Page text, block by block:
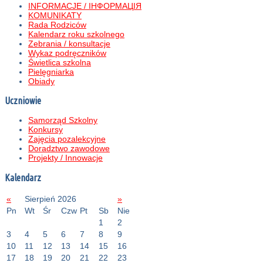
INFORMACJE / ІНФОРМАЦІЯ
KOMUNIKATY
Rada Rodziców
Kalendarz roku szkolnego
Zebrania / konsultacje
Wykaz podręczników
Świetlica szkolna
Pielęgniarka
Obiady
Uczniowie
Samorząd Szkolny
Konkursy
Zajęcia pozalekcyjne
Doradztwo zawodowe
Projekty / Innowacje
Kalendarz
« Sierpień 2026
»
Pn
Wt Śr Czw Pt Sb
Nie
1
2
3
4 5 6 7 8
9
10
11 12 13 14 15
16
17
18 19 20 21 22
23